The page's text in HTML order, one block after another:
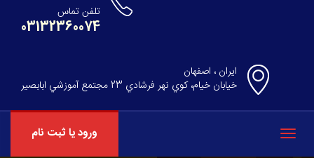
تلفن تماس
03132360074
ایران ، اصفهان
خيابان خيام، كوي نهر فرشادي 23 مجتمع آموزشي ابابصير
Toggle
ورود یا ثبت نام